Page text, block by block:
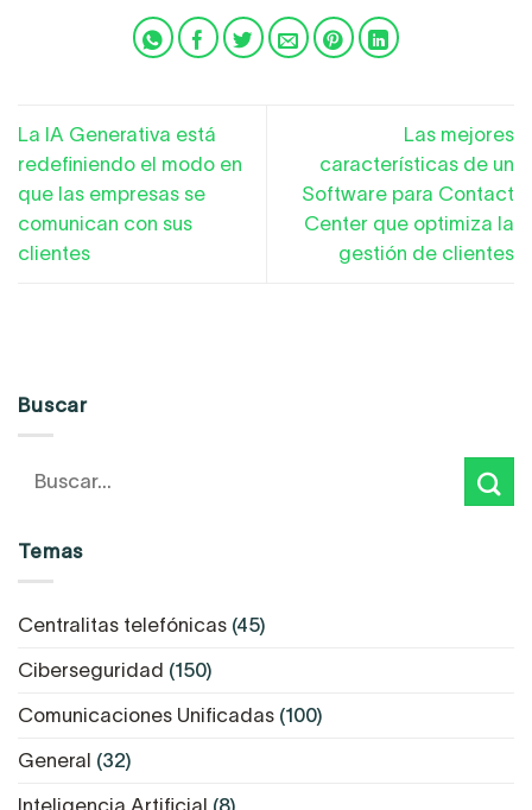
La IA Generativa está
redefiniendo el modo en
que las empresas se
comunican con sus
clientes
Las mejores
características de un
Software para Contact
Center que optimiza la
gestión de clientes
Buscar
Temas
Centralitas telefónicas (45)
Ciberseguridad (150)
Comunicaciones Unificadas (100)
General (32)
Inteligencia Artificial (8)